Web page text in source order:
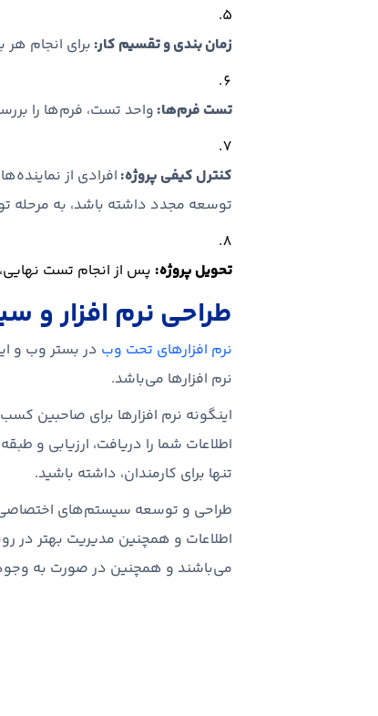
زمان بندی و تقسیم کار: برای انجام
تست فرم‌ها: واحد تست، فرم‌ها را
کنترل کیفی پروژه: افرادی از
توسعه مجدد داشته باشد، به مرحله
تحویل پروژه: پس از انجام تست
طراحی نرم افزار
نرم افزارهای تحت وب در بستر وب و
نرم افزارها می‌باشد.
اینگونه نرم افزارها برای صاحبین
اطلاعات شما را دریافت، ارزیابی و
تنها برای کارمندان، داشته باشید.
طراحی و توسعه سیستم‌های اختصاصی
اطلاعات و همچنین مدیریت بهتر در
می‌باشند و همچنین در صورت به وجود